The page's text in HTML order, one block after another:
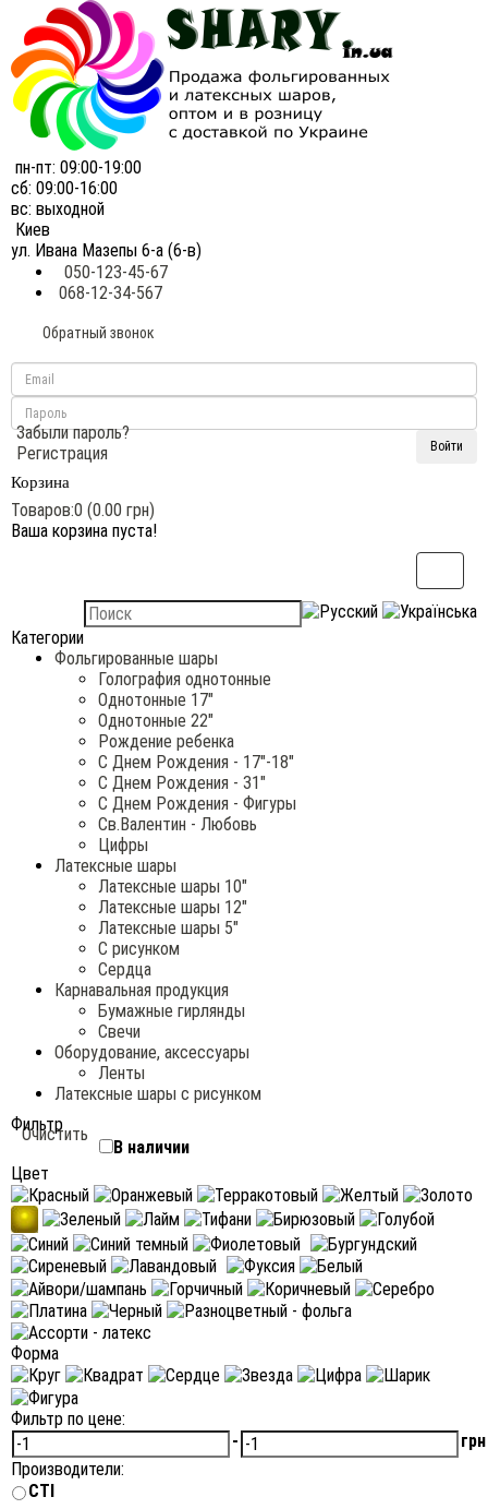
пн-пт: 09:00-19:00
сб: 09:00-16:00
вс: выходной
Киев
ул. Ивана Мазепы 6-а (6-в)
050-123-45-67
068-12-34-567
Обратный звонок
Забыли пароль?
Регистрация
Корзина
Товаров:0 (0.00 грн)
Ваша корзина пуста!
Категории
Фольгированные шары
Голография однотонные
Однотонные 17"
Однотонные 22"
Рождение ребенка
С Днем Рождения - 17"-18"
С Днем Рождения - 31"
С Днем Рождения - Фигуры
Св.Валентин - Любовь
Цифры
Латексные шары
Латексные шары 10"
Латексные шары 12"
Латексные шары 5"
С рисунком
Сердца
Карнавальная продукция
Бумажные гирлянды
Свечи
Оборудование, аксессуары
Ленты
Латексные шары с рисунком
Фильтр
Очистить
В наличии
Цвет
Форма
Фильтр по цене:
-
грн
Производители:
CTI